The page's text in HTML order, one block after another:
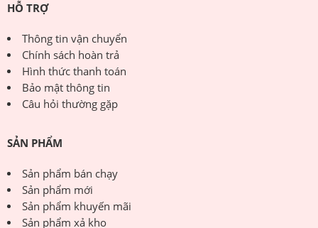
HỖ TRỢ
Thông tin vận chuyển
Chính sách hoàn trả
Hình thức thanh toán
Bảo mật thông tin
Câu hỏi thường gặp
SẢN PHẨM
Sản phẩm bán chạy
Sản phẩm mới
Sản phẩm khuyến mãi
Sản phẩm xả kho